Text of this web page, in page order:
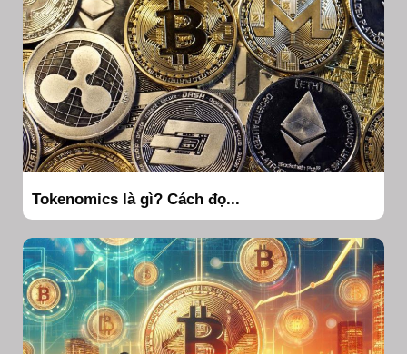
Tokenomics là gì? Cách đọ...